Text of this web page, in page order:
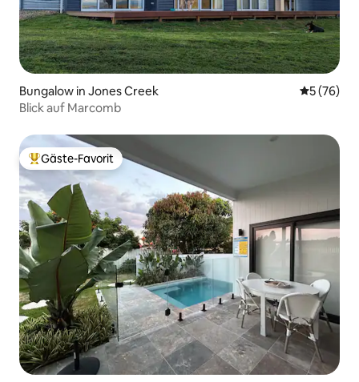
Bungalow in Jones Creek
5 (76)
Blick auf Marcomb
Beliebter Gäste-Favorit.
Gäste-Favorit